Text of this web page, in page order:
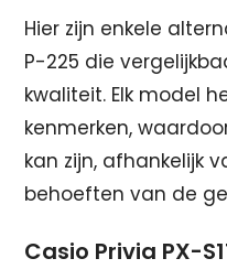
Hier zijn enkele
P-225 die
kwaliteit. Elk model
kenmerken,
kan zijn, afhankelijk
behoeften van de
Casio Privia PX-